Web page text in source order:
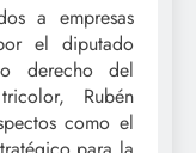
a empresas
el diputado
derecho del
Rubén
como el